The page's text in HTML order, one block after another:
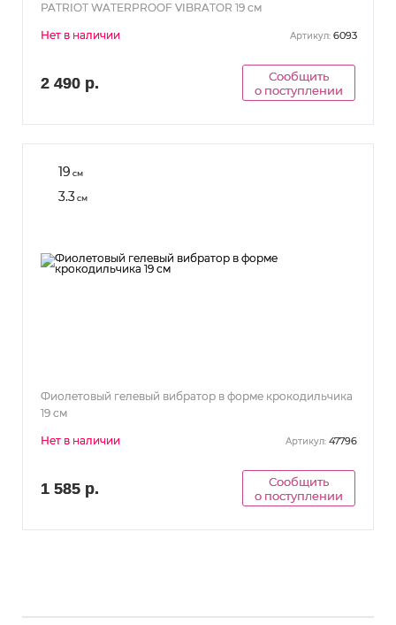
PATRIOT WATERPROOF VIBRATOR 19 см
Нет в наличии Артикул: 6093
2 490 р.
Сообщить
о поступлении
19 см
3.3см
Фиолетовый гелевый вибратор в форме крокодильчика
19 см
Нет в наличии Артикул: 47796
1 585 р.
Сообщить
о поступлении